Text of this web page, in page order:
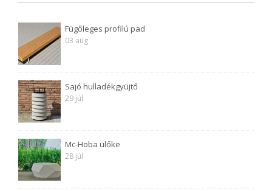
Fügőleges profilú pad
03 aug
Sajó hulladékgyüjtő
29 júl
Mc-Hoba ülőke
28 júl